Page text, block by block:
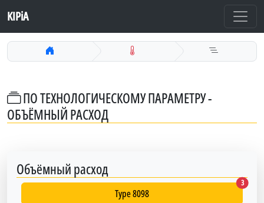
KIPiA
ПО ТЕХНОЛОГИЧЕСКОМУ ПАРАМЕТРУ -
ОБЪЁМНЫЙ РАСХОД
Объёмный расход
Type 8098
3Type